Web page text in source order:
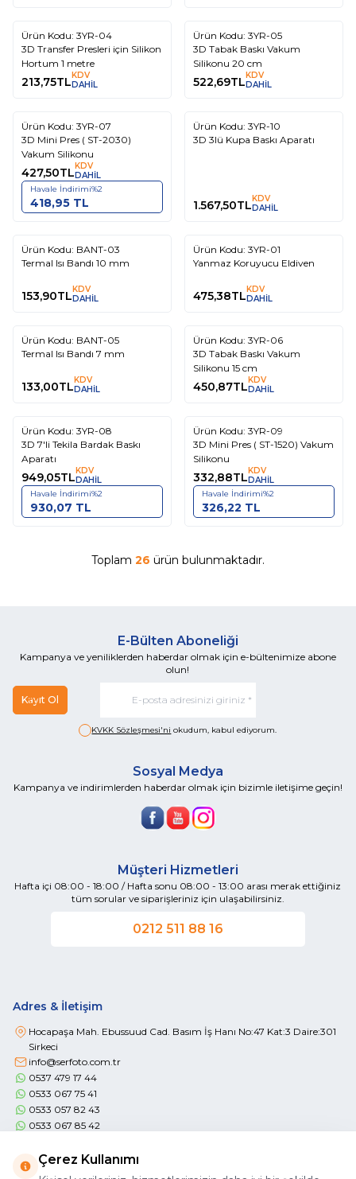
Ürün Kodu: 3YR-04
3D Transfer Presleri için Silikon
Hortum 1 metre
213,75TLKDV
DAHİL
Ürün Kodu: 3YR-05
3D Tabak Baskı Vakum
Silikonu 20 cm
522,69TLKDV
DAHİL
Ürün Kodu: 3YR-07
3D Mini Pres ( ST-2030)
Vakum Silikonu
427,50TLKDV
DAHİL
Havale İndirimi%2
418,95 TL
Ürün Kodu: 3YR-10
3D 3lü Kupa Baskı Aparatı
1.567,50TLKDV
DAHİL
Ürün Kodu: BANT-03
Termal Isı Bandı 10 mm
153,90TLKDV
DAHİL
Ürün Kodu: 3YR-01
Yanmaz Koruyucu Eldiven
475,38TLKDV
DAHİL
Ürün Kodu: BANT-05
Termal Isı Bandı 7 mm
133,00TLKDV
DAHİL
Ürün Kodu: 3YR-06
3D Tabak Baskı Vakum
Silikonu 15 cm
450,87TLKDV
DAHİL
Ürün Kodu: 3YR-08
3D 7'li Tekila Bardak Baskı
Aparatı
949,05TLKDV
DAHİL
Havale İndirimi%2
930,07 TL
Ürün Kodu: 3YR-09
3D Mini Pres ( ST-1520) Vakum
Silikonu
332,88TLKDV
DAHİL
Havale İndirimi%2
326,22 TL
Toplam 26 ürün bulunmaktadır.
E-Bülten Aboneliği
Kampanya ve yeniliklerden haberdar olmak için e-bültenimize abone
olun!
Kayıt Ol
KVKK Sözleşmesi'ni okudum, kabul ediyorum.
Sosyal Medya
Kampanya ve indirimlerden haberdar olmak için bizimle iletişime geçin!
Müşteri Hizmetleri
Hafta içi 08:00 - 18:00 / Hafta sonu 08:00 - 13:00 arası merak ettiğiniz
tüm sorular ve siparişleriniz için ulaşabilirsiniz.
0212 511 88 16
Adres & İletişim
Hocapaşa Mah. Ebussuud Cad. Basım İş Hanı No:47 Kat:3 Daire:301
Sirkeci
info@serfoto.com.tr
0537 479 17 44
0533 067 75 41
0533 057 82 43
0533 067 85 42
Çerez Kullanımı